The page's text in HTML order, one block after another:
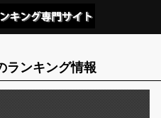
ランキング情報